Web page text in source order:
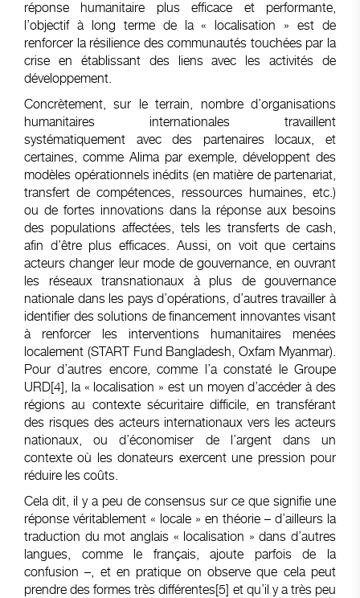
réponse humanitaire plus efficace et performante,
l’objectif à long terme de la « localisation » est de
renforcer la résilience des communautés touchées par la
crise en établissant des liens avec les activités de
développement.
Concrètement, sur le terrain, nombre d’organisations
humanitaires internationales travaillent
systématiquement avec des partenaires locaux, et
certaines, comme Alima par exemple, développent des
modèles opérationnels inédits (en matière de partenariat,
transfert de compétences, ressources humaines, etc.)
ou de fortes innovations dans la réponse aux besoins
des populations affectées, tels les transferts de cash,
afin d’être plus efficaces. Aussi, on voit que certains
acteurs changer leur mode de gouvernance, en ouvrant
les réseaux transnationaux à plus de gouvernance
nationale dans les pays d’opérations, d’autres travailler à
identifier des solutions de financement innovantes visant
à renforcer les interventions humanitaires menées
localement (START Fund Bangladesh, Oxfam Myanmar).
Pour d’autres encore, comme l’a constaté le Groupe
URD[4], la « localisation » est un moyen d’accéder à des
régions au contexte sécuritaire difficile, en transférant
des risques des acteurs internationaux vers les acteurs
nationaux, ou d’économiser de l’argent dans un
contexte où les donateurs exercent une pression pour
réduire les coûts.
Cela dit, il y a peu de consensus sur ce que signifie une
réponse véritablement « locale » en théorie – d’ailleurs la
traduction du mot anglais « localisation » dans d’autres
langues, comme le français, ajoute parfois de la
confusion –, et en pratique on observe que cela peut
prendre des formes très différentes[5] et qu’il y a très peu